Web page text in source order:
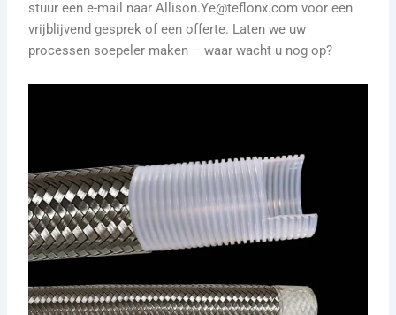
stuur een e-mail naar Allison.Ye@teflonx.com voor een
vrijblijvend gesprek of een offerte. Laten we uw
processen soepeler maken – waar wacht u nog op?